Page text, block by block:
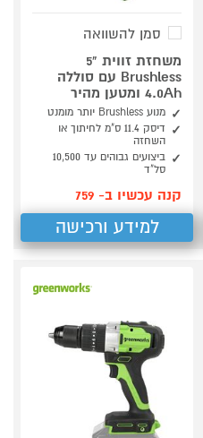
סמן להשוואה
משחזת זווית "5
Brushless עם סוללה
4.0Ah ומטען מהיר
מנוע Brushless יותר מומנט
דיסק 11.4 ס"מ לחיתוך או
השחזה
ביצועים גבוהים עד 10,500
סל"ד
קנה עכשיו ב- 759
למידע ורכישה